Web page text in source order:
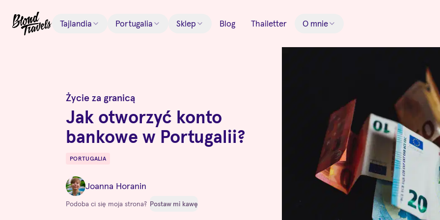
Tajlandia Portugalia Sklep Blog Thailetter O mnie
Życie za granicą
Jak otworzyć konto
bankowe w Portugalii?
Destinations
PORTUGALIA
Joanna Horanin
Podoba ci się moja strona? Postaw mi kawę